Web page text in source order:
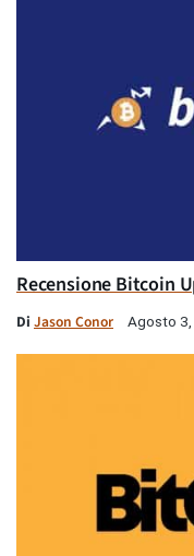
Recensione Bitcoin
Di Jason Conor Agosto